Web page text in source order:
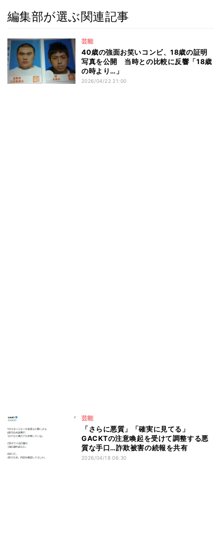
編集部が選ぶ関連記事
芸能
40歳の強面お笑いコンビ、18歳の証明
写真を公開 当時との比較に反響「18歳
の時より…」
2026/04/22 21:00
芸能
「さらに悪質」「確実に見てる」
GACKTの注意喚起を受けて調整する悪
質な手口…詐欺被害の続報を共有
2026/04/18 06:30